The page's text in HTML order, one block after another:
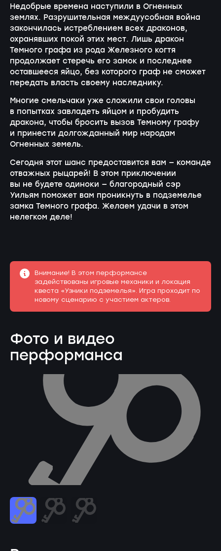
Недобрые времена наступили в Огненных
землях. Разрушительная междуусобная война
закончилась истреблением всех драконов,
охранявших покой этих мест. Лишь дракон
Темного графа из рода Железного когтя
продолжает стеречь его замок и последнее
оставшееся яйцо, без которого граф не сможет
передать власть своему наследнику.
Многие смельчаки уже сложили свои головы
в попытках завладеть яйцом и пробудить
дракона, чтобы бросить вызов Темному графу
и принести долгожданный мир народам
Огненных земель.
Сегодня этот шанс предоставится вам — команде
отважных рыцарей! В этом приключении
вы не будете одиноки — благородный сэр
Уильям поможет вам проникнуть в подземелье
замка Темного графа. Желаем удачи в этом
нелегком деле!
Внимание! В этом перформансе
задействованы игровые механики и локация
квеста «Узники подземелья». Игра проходит по
новому сценарию с участием актеров.
Фото и видео
перформанса